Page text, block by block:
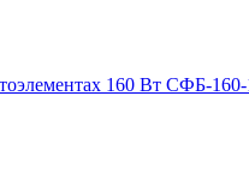
160 Вт СФБ-